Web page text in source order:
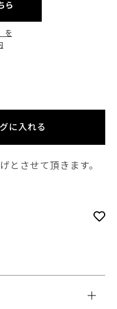
ら
を
に入れる
とさせて頂きます。